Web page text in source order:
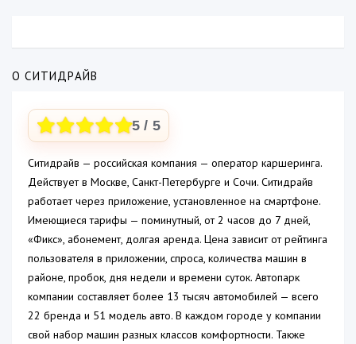
О СИТИДРАЙВ
5 / 5
Ситидрайв — российская компания — оператор каршеринга.
Действует в Москве, Санкт-Петербурге и Сочи. Ситидрайв
работает через приложение, установленное на смартфоне.
Имеющиеся тарифы — поминутный, от 2 часов до 7 дней,
«Фикс», абонемент, долгая аренда. Цена зависит от рейтинга
пользователя в приложении, спроса, количества машин в
районе, пробок, дня недели и времени суток. Автопарк
компании составляет более 13 тысяч автомобилей — всего
22 бренда и 51 модель авто. В каждом городе у компании
свой набор машин разных классов комфортности. Также